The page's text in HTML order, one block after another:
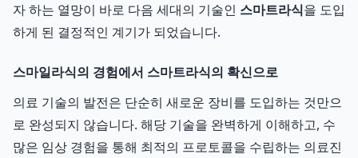
자 하는 열망이 바로 다음 세대의 기술인 스마트라식을 도입
하게 된 결정적인 계기가 되었습니다.
스마일라식의 경험에서 스마트라식의 확신으로
의료 기술의 발전은 단순히 새로운 장비를 도입하는 것만으
로 완성되지 않습니다. 해당 기술을 완벽하게 이해하고, 수
많은 임상 경험을 통해 최적의 프로토콜을 수립하는 의료진